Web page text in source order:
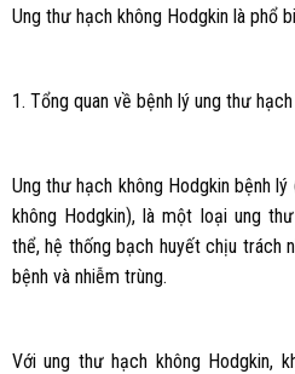
Ung thư hạch không Hodgkin là phổ
1. Tổng quan về bệnh lý ung thư
Ung thư hạch không Hodgkin bệnh
không Hodgkin), là một loại ung
thể, hệ thống bạch huyết chịu trách
bệnh và nhiễm trùng.
Với ung thư hạch không Hodgkin,